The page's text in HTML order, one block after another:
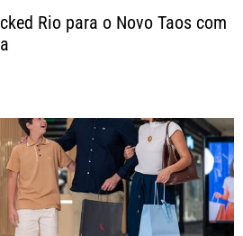
Rio para o Novo Taos com